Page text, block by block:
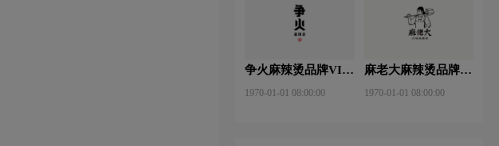
争火麻辣烫品牌VI设
1970-01-01 08:00:00
麻老大麻辣烫品牌VI
1970-01-01 08:00:00